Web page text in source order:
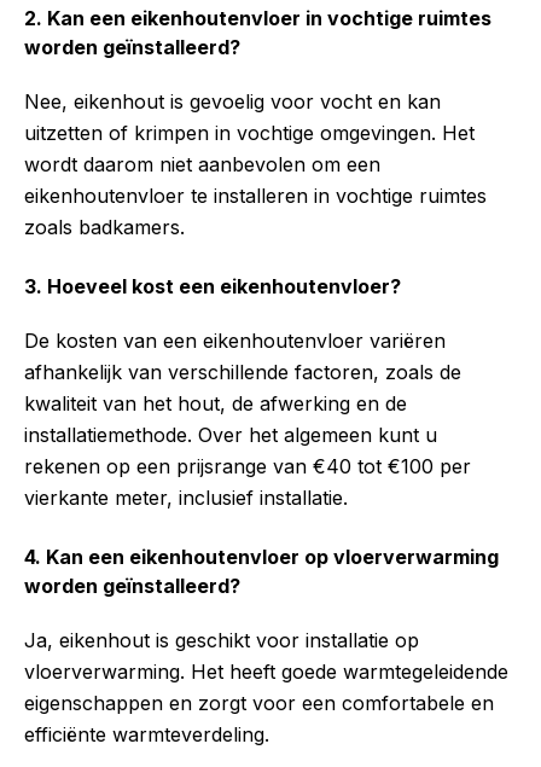
2. Kan een eikenhoutenvloer in vochtige ruimtes
worden geïnstalleerd?
Nee, eikenhout is gevoelig voor vocht en kan
uitzetten of krimpen in vochtige omgevingen. Het
wordt daarom niet aanbevolen om een
eikenhoutenvloer te installeren in vochtige ruimtes
zoals badkamers.
3. Hoeveel kost een eikenhoutenvloer?
De kosten van een eikenhoutenvloer variëren
afhankelijk van verschillende factoren, zoals de
kwaliteit van het hout, de afwerking en de
installatiemethode. Over het algemeen kunt u
rekenen op een prijsrange van €40 tot €100 per
vierkante meter, inclusief installatie.
4. Kan een eikenhoutenvloer op vloerverwarming
worden geïnstalleerd?
Ja, eikenhout is geschikt voor installatie op
vloerverwarming. Het heeft goede warmtegeleidende
eigenschappen en zorgt voor een comfortabele en
efficiënte warmteverdeling.